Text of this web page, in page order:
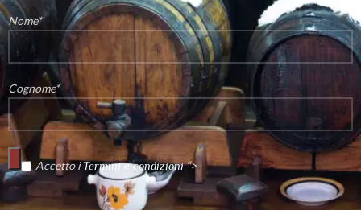
Nome*
Cognome*
Accetto iTermini e condizioni“>